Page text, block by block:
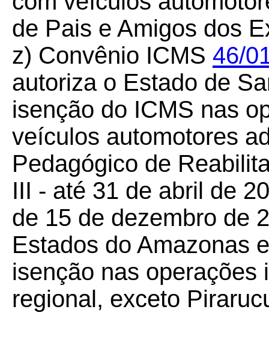
de Pais e Amigos dos
z) Convênio ICMS 46/
autoriza o Estado de
isenção do ICMS nas
veículos automotores
Pedagógico de
III - até 31 de abril de
de 15 de dezembro de
Estados do Amazonas
isenção nas
regional, exceto